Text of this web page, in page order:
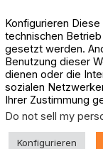
Gabel
Unsere
Konfigurieren
technischen
gesetzt werden.
Benutzung dieser
dienen oder die
sozialen
Ihrer Zustimmung
Do not sell my
Konfigurieren